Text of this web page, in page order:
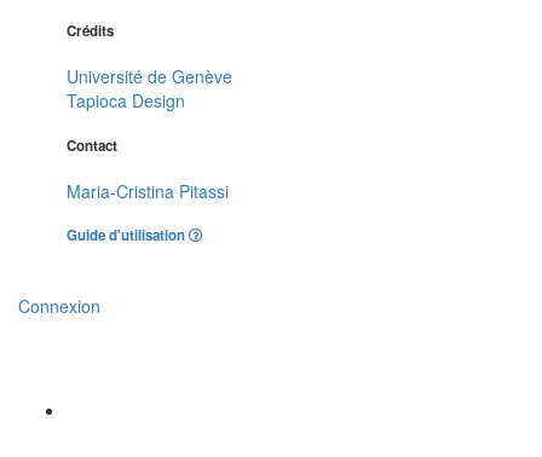
Crédits
Université de Genève
Tapioca Design
Contact
Maria-Cristina Pitassi
Guide d'utilisation
Connexion